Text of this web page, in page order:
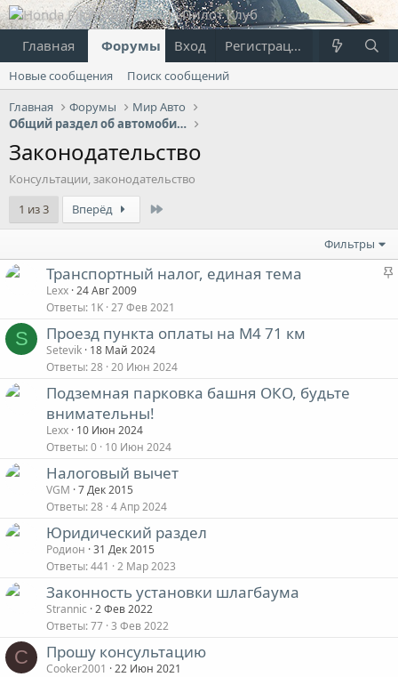
Главная Форумы Что нового?
Вход Регистрация
Новые сообщения
Поиск сообщений
Главная
Форумы
Мир Авто
Общий раздел об автомобилях
Законодательство
Консультации, законодательство
1 из 3
Вперёд
Фильтры
Транспортный налог, единая тема
Lexx 24 Авг 2009
Ответы 1K 27 Фев 2021
S Проезд пункта оплаты на М4 71 км
Setevik 18 Май 2024
Ответы 28 20 Июн 2024
Подземная парковка башня ОКО, будьте
внимательны!
Lexx 10 Июн 2024
Ответы 0 10 Июн 2024
Налоговый вычет
VGM 7 Дек 2015
Ответы 28 4 Апр 2024
Юридический раздел
Родион 31 Дек 2015
Ответы 441 2 Мар 2023
Законность установки шлагбаума
Strannic 2 Фев 2022
Ответы 77 3 Фев 2022
C Прошу консультацию
Cooker2001
22 Июн 2021